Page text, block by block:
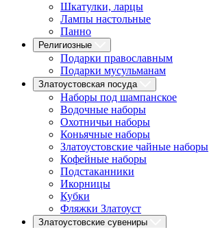
Шкатулки, ларцы
Лампы настольные
Панно
Религиозные
Подарки православным
Подарки мусульманам
Златоустовская посуда
Наборы под шампанское
Водочные наборы
Охотничьи наборы
Коньячные наборы
Златоустовские чайные наборы
Кофейные наборы
Подстаканники
Икорницы
Кубки
Фляжки Златоуст
Златоустовские сувениры